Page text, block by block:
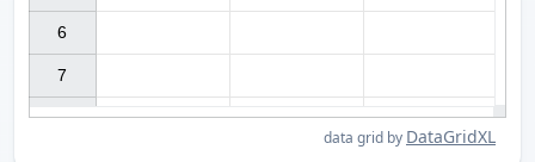
data grid by DataGridXL
6
7